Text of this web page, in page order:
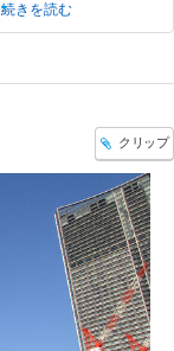
続きを読む
クリップ